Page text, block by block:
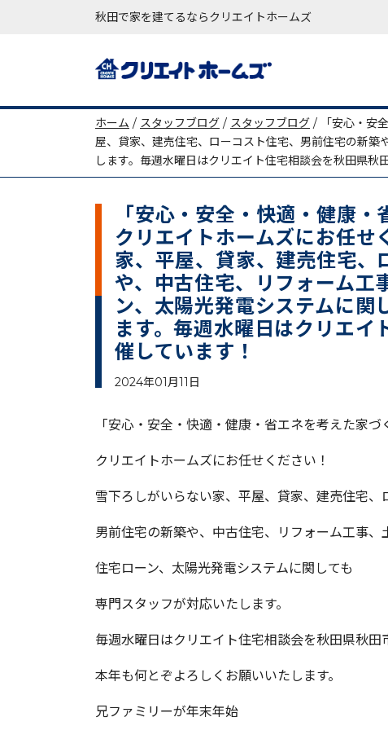
秋田で家を建てるならクリエイトホームズ
メインナビゲーション
ホーム / スタッフブログ / スタッフブログ /
「安心・安
屋、貸家、建売住宅、ローコスト住宅、男前住宅の新築
します。毎週水曜日はクリエイト住宅相談会を秋田県秋
「安心・安全・快適・健康・
クリエイトホームズにお任せ
家、平屋、貸家、建売住宅、
や、中古住宅、リフォーム工
ン、太陽光発電システムに関
ます。毎週水曜日はクリエイ
催しています！
2024年01月11日
「安心・安全・快適・健康・省エネを考えた家づ
クリエイトホームズにお任せください！
雪下ろしがいらない家、平屋、貸家、建売住宅、
男前住宅の新築や、中古住宅、リフォーム工事、
住宅ローン、太陽光発電システムに関しても
専門スタッフが対応いたします。
毎週水曜日はクリエイト住宅相談会を秋田県秋田
本年も何とぞよろしくお願いいたします。
兄ファミリーが年末年始